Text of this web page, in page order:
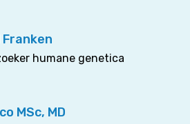
Franken
humane genetica
MSc, MD